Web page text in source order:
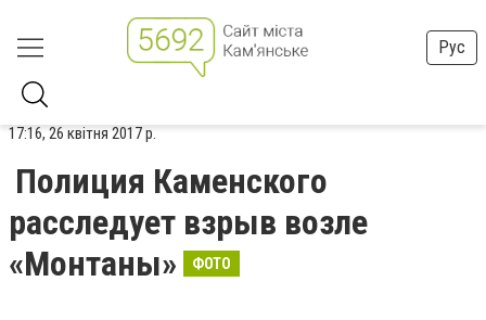
Рус
17:16, 26 квітня 2017 р.
Полиция Каменского
расследует взрыв возле
«Монтаны»
ФОТО